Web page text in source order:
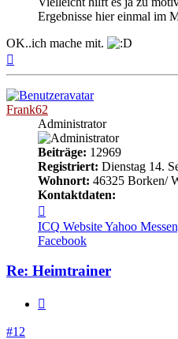
Ergebnisse hier einmal im
OK..ich mache mit.
Frank62
Administrator
Beiträge: 12969
Registriert: Dienstag 14.
Wohnort: 46325 Borken/
Kontaktdaten:
von
Frank62
ICQ WebsiteYahoo
Facebook
Re: Heimtrainer
#12